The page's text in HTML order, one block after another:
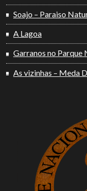
Soajo – Paraiso
A Lagoa
Garranos no Parque
As vizinhas – Meda